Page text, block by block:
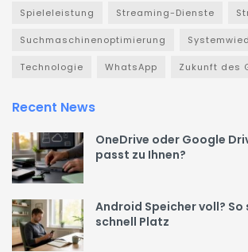
Spieleleistung Streaming-Dienste
Suchmaschinenoptimierung
Technologie WhatsApp Zukunft des
Recent News
OneDrive oder Google
passt zu Ihnen?
Android Speicher voll? So
schnell Platz